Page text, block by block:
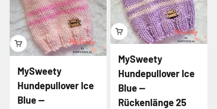
MySweety
Hundepullover Ice
Blue —
MySweety
Hundepullover Ice
Blue —
Rückenlänge 25